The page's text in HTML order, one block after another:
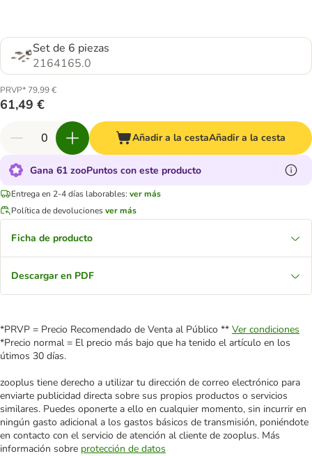
Set de 6 piezas
2164165.0
PRVP* 79,99 €
61,49 €
Añadir a la cestaAñadir a la cesta
Gana 61 zooPuntos con este producto
Entrega en 2-4 días laborables: ver más
Política de devolucionesver más
Ficha de producto
Descargar en PDF
*PRVP = Precio Recomendado de Venta al Público ** Ver condiciones
*Precio normal = El precio más bajo que ha tenido el artículo en los
útimos 30 días.
zooplus tiene derecho a utilizar tu dirección de correo electrónico para
enviarte publicidad directa sobre sus propios productos o servicios
similares. Puedes oponerte a ello en cualquier momento, sin incurrir en
ningún gasto adicional a los gastos básicos de transmisión, poniéndote
en contacto con el servicio de atención al cliente de zooplus. Más
información sobre protección de datos